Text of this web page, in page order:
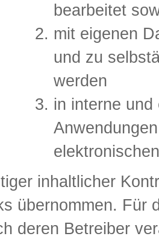
bearbeitet
mit eigenen
und zu
werden
in interne
inhaltlicher
übernommen. Für
deren Betreiber